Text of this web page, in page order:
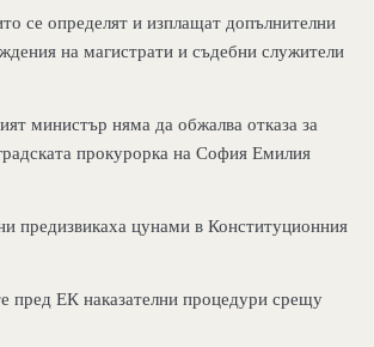
се определят и изплащат допълнителни
на магистрати и съдебни служители
министър няма да обжалва отказа за
прокурорка на София Емилия
предизвикаха цунами в Конституционния
пред ЕК наказателни процедури срещу